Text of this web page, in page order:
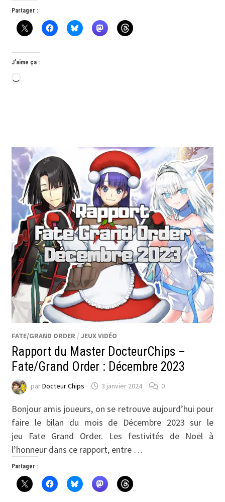
Partager :
J’aime ça :
Chargement…
FATE/GRAND ORDER / JEUX VIDÉO
Rapport du Master DocteurChips –
Fate/Grand Order : Décembre 2023
parDocteur Chips 3 janvier 2024 0
Bonjour amis joueurs, on se retrouve aujourd’hui pour
faire le bilan du mois de Décembre 2023 sur le
jeu Fate Grand Order. Les festivités de Noël à
l’honneur dans ce rapport, entre …
Partager :